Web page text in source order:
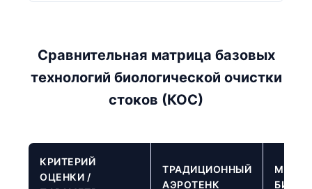
Сравнительная матрица базовых
технологий биологической очистки
стоков (КОС)
КРИТЕРИЙ
ОЦЕНКИ /
ТРАДИЦИОННЫЙ
АЭРОТЕНК